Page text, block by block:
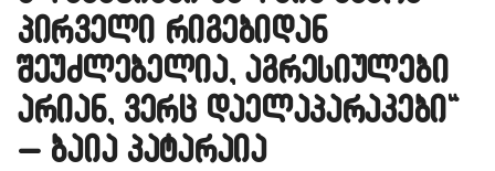
პირველი რიგებიდან
შეუძლებელია, აგრესიულები
არიან, ვერც დაელაპარაკები“
– ბაია პატარაია